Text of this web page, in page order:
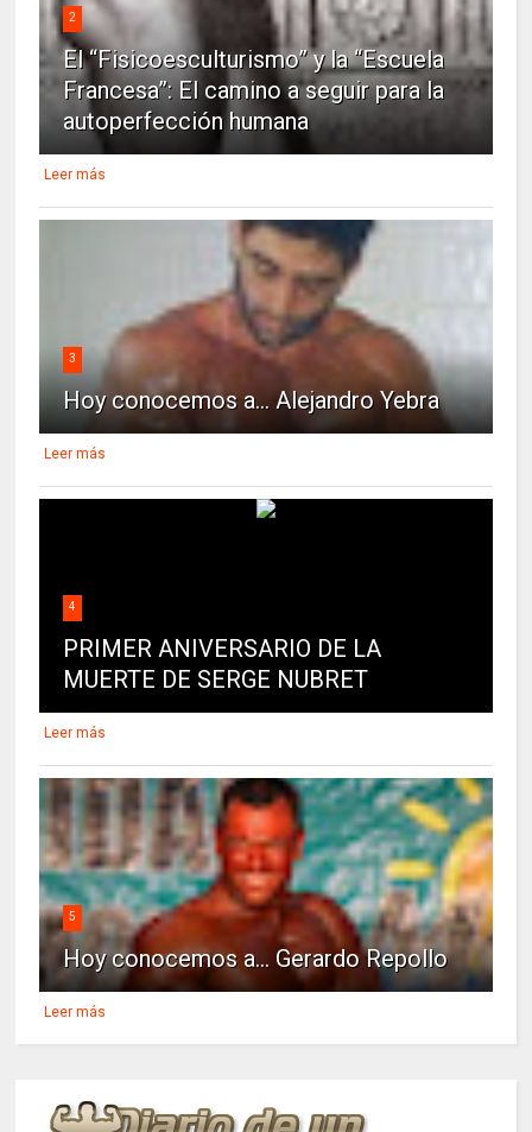
2
El “Fisicoesculturismo” y la “Escuela
Francesa”: El camino a seguir para la
autoperfección humana
Leer más
3
Hoy conocemos a... Alejandro Yebra
Leer más
4
PRIMER ANIVERSARIO DE LA
MUERTE DE SERGE NUBRET
Leer más
5
Hoy conocemos a... Gerardo Repollo
Leer más